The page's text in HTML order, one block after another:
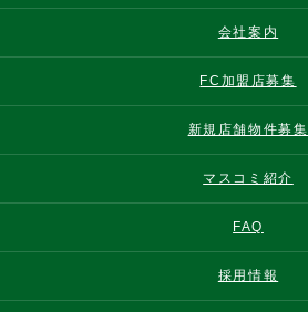
会社案内
FC加盟店募集
新規店舗物件募集
マスコミ紹介
FAQ
採用情報